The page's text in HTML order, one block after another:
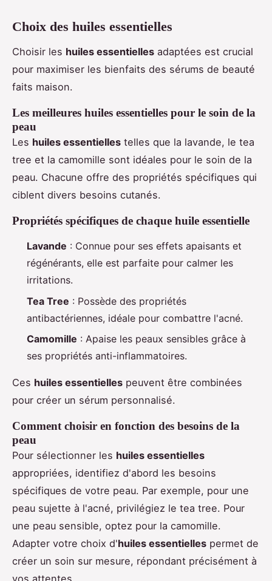
Choix des huiles essentielles
Choisir les huiles essentielles adaptées est crucial
pour maximiser les bienfaits des sérums de beauté
faits maison.
Les meilleures huiles essentielles pour le soin de la
peau
Les huiles essentielles telles que la lavande, le tea
tree et la camomille sont idéales pour le soin de la
peau. Chacune offre des propriétés spécifiques qui
ciblent divers besoins cutanés.
Propriétés spécifiques de chaque huile essentielle
Lavande : Connue pour ses effets apaisants et
régénérants, elle est parfaite pour calmer les
irritations.
Tea Tree : Possède des propriétés
antibactériennes, idéale pour combattre l'acné.
Camomille : Apaise les peaux sensibles grâce à
ses propriétés anti-inflammatoires.
Ces huiles essentielles peuvent être combinées
pour créer un sérum personnalisé.
Comment choisir en fonction des besoins de la
peau
Pour sélectionner les huiles essentielles
appropriées, identifiez d'abord les besoins
spécifiques de votre peau. Par exemple, pour une
peau sujette à l'acné, privilégiez le tea tree. Pour
une peau sensible, optez pour la camomille.
Adapter votre choix d'huiles essentielles permet de
créer un soin sur mesure, répondant précisément à
vos attentes.